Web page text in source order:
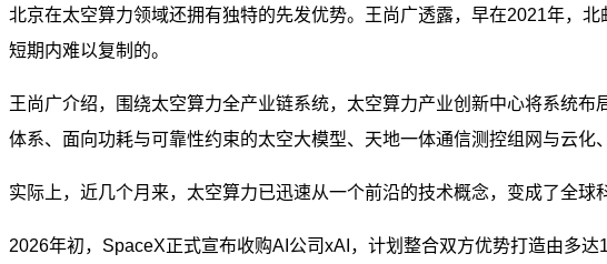
北京在太空算力领域还拥有独特的先发优势。王尚广透露，早在2021年，北
短期内难以复制的。
王尚广介绍，围绕太空算力全产业链系统，太空算力产业创新中心将系统
体系、面向功耗与可靠性约束的太空大模型、天地一体通信测控组网与云化
实际上，近几个月来，太空算力已迅速从一个前沿的技术概念，变成了全球
2026年初，SpaceX正式宣布收购AI公司xAI，计划整合双方优势打造由多